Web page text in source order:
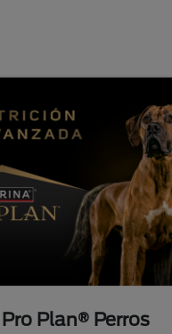
Pro Plan® Perros